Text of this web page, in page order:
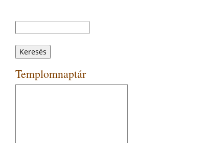
Keresés
űrlap
Templomnaptár